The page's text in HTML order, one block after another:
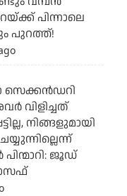
പിന്നാലെ
പുറത്ത്!
സെക്കന്‍ഡറി
വിളിച്ചത്
നിങ്ങളുമായി
ജൂഡ്